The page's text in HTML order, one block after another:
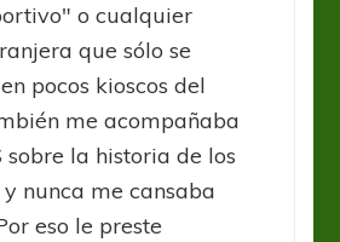
o cualquier
que sólo se
pocos kioscos del
me acompañaba
sobre la historia de los
nunca me cansaba
eso le preste